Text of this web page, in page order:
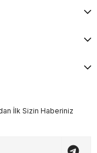
İlk Sizin Haberiniz